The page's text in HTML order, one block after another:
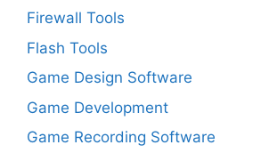
Firewall Tools
Flash Tools
Game Design Software
Game Development
Game Recording Software